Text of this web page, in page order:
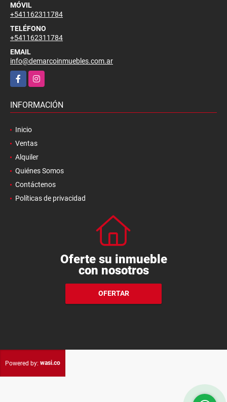
MÓVIL
+541162311784
TELÉFONO
+541162311784
EMAIL
info@demarcoinmuebles.com.ar
FacebookInstagram
INFORMACIÓN
Inicio
Ventas
Alquiler
Quiénes Somos
Contáctenos
Políticas de privacidad
Oferte su inmueble
con nosotros
OFERTAR
Powered by: wasi.co